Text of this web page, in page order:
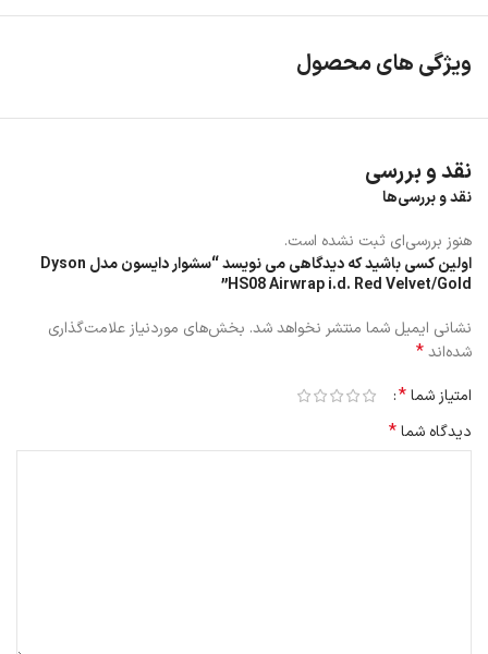
3. طول کابل دستگاه 2.67 متر بوده و آزادی حرکت خوبی را فراهم می‌کند.
ویژگی های محصول
نقد و بررسی
نقد و بررسی‌ها
هنوز بررسی‌ای ثبت نشده است.
اولین کسی باشید که دیدگاهی می نویسد “سشوار دایسون مدل Dyson
HS08 Airwrap i.d. Red Velvet/Gold”
نشانی ایمیل شما منتشر نخواهد شد. بخش‌های موردنیاز علامت‌گذاری
شده‌اند*
امتیاز شما*
دیدگاه شما*